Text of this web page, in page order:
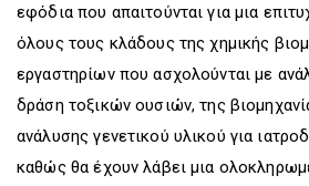
εφόδια που απαιτούνται για μια
όλους τους κλάδους της χημικής
εργαστηρίων που ασχολούνται με
δράση τοξικών ουσιών, της
ανάλυσης γενετικού υλικού για
καθώς θα έχουν λάβει μια